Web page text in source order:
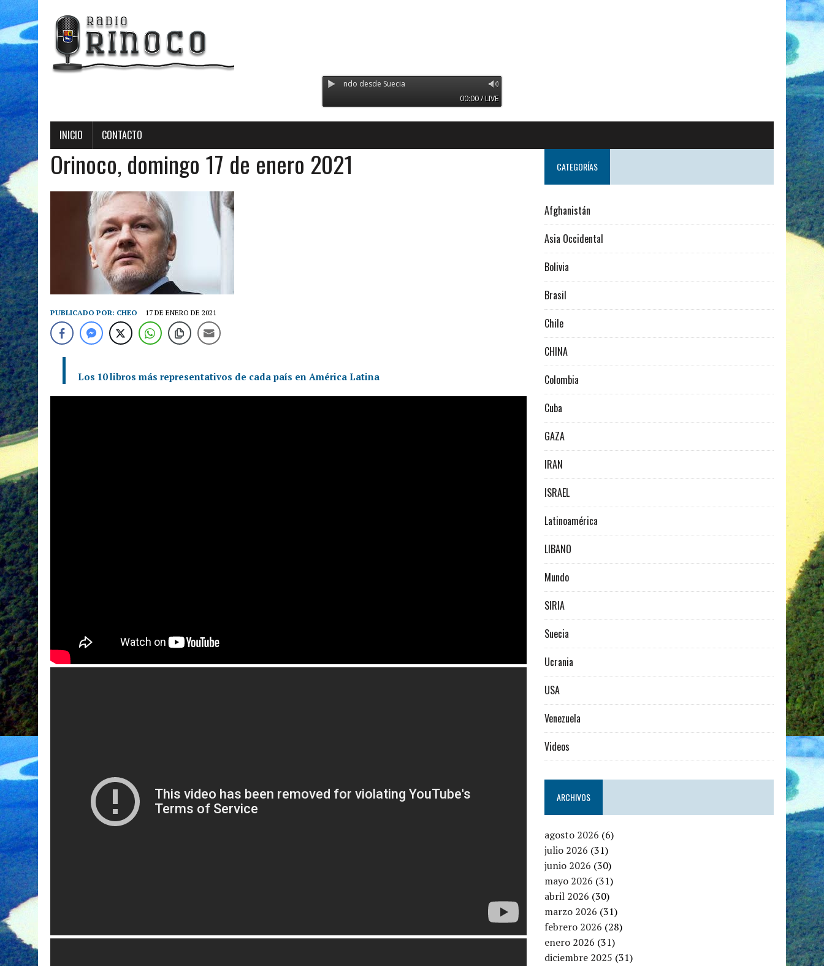
Radio Orinoco - Transmitiendo desde Suecia
00:00 / LIVE
INICIO CONTACTO
Orinoco, domingo 17 de enero 2021
PUBLICADO POR: CHEO 17 DE ENERO DE 2021
Los 10 libros más representativos de cada país en América Latina
CATEGORÍAS
Afghanistán
Asia Occidental
Bolivia
Brasil
Chile
CHINA
Colombia
Cuba
GAZA
IRAN
ISRAEL
Latinoamérica
LIBANO
Mundo
SIRIA
Suecia
Ucrania
USA
Venezuela
Videos
ARCHIVOS
agosto 2026 (6)
julio 2026 (31)
junio 2026 (30)
mayo 2026 (31)
abril 2026 (30)
marzo 2026 (31)
febrero 2026 (28)
enero 2026 (31)
diciembre 2025 (31)